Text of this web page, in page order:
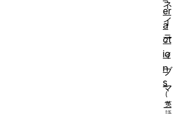
ネ
イ
テ
ィ
ブ
マ
ニ
er
a
ct
io
n
s